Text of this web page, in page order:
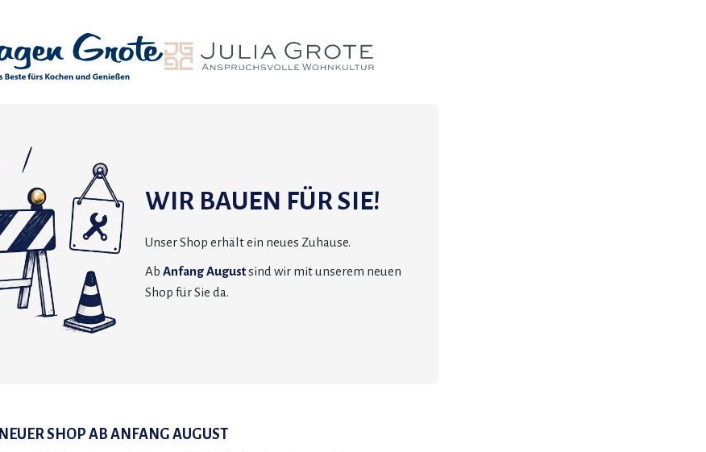
WIR BAUEN FÜR SIE!
Unser Shop erhält ein neues Zuhause.
Ab Anfang Augustsind wir mit unserem neuen
Shop für Sie da.
NEUER SHOP AB ANFANG AUGUST